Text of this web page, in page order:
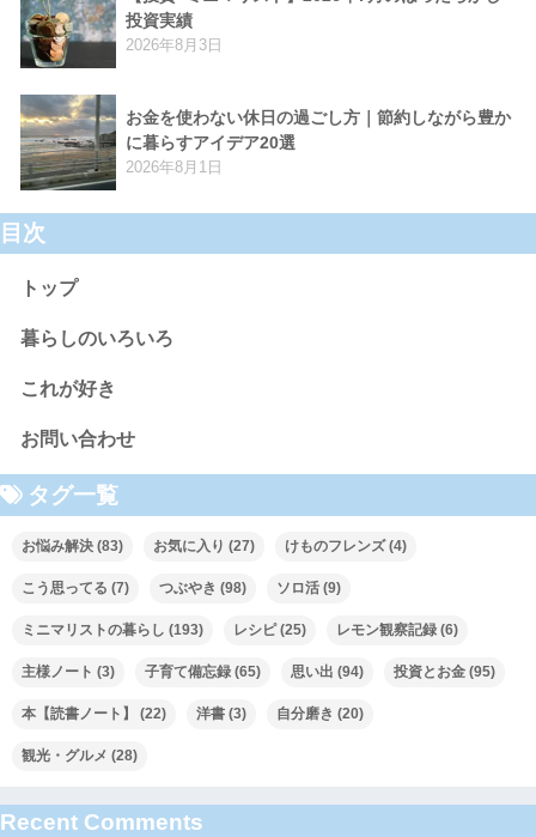
投資実績
2026年8月3日
お金を使わない休日の過ごし方｜節約しながら豊か
に暮らすアイデア20選
2026年8月1日
目次
トップ
暮らしのいろいろ
これが好き
お問い合わせ
タグ一覧
お悩み解決 (83) お気に入り (27) けものフレンズ(4)
こう思ってる (7) つぶやき (98) ソロ活 (9)
ミニマリストの暮らし (193) レシピ(25) レモン観察記録 (6)
主様ノート (3) 子育て備忘録 (65) 思い出 (94) 投資とお金 (95)
本【読書ノート】 (22) 洋書 (3) 自分磨き (20)
観光・グルメ (28)
Recent Comments